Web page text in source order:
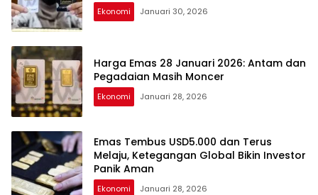
Ekonomi Januari 30, 2026
Harga Emas 28 Januari 2026: Antam dan
Pegadaian Masih Moncer
Ekonomi Januari 28, 2026
Emas Tembus USD5.000 dan Terus
Melaju, Ketegangan Global Bikin Investor
Panik Aman
Ekonomi Januari 28, 2026